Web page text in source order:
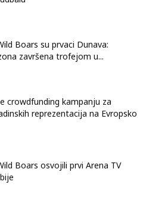
Boars su prvaci Dunava:
završena trofejom u...
crowdfunding kampanju za
reprezentacija na Evropsko
Boars osvojili prvi Arena TV